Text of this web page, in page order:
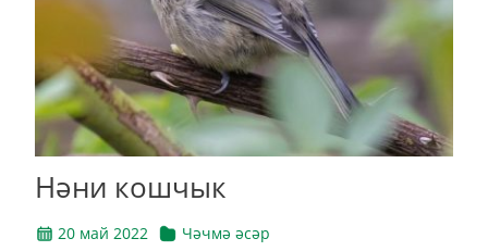
Нәни кошчык
20 май 2022
Чәчмә әсәр